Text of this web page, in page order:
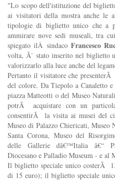
"Lo scopo dell'istituzione del
ai visitatori della mostra anche le
tipologie di biglietto unico che a
ammirare nove sedi museali, tra
spiegato ilÂ sindaco Francesco
volta, Ã¨ stato inserito nel biglietto
valorizzarlo alla luce anche del
Pertanto il visitatore che
del colore. Da Tiepolo a Canaletto
piazza Matteotti o del Museo
potrÃ acquistare con un
consentirÃ la visita ai musei del
Museo di Palazzo Chiericati, Museo
Santa Corona, Museo del
delle Gallerie dâ€™Italia â€“
Diocesano e Palladio Museum - e al
Il biglietto speciale unico costerÃ
di 15 euro); il biglietto speciale